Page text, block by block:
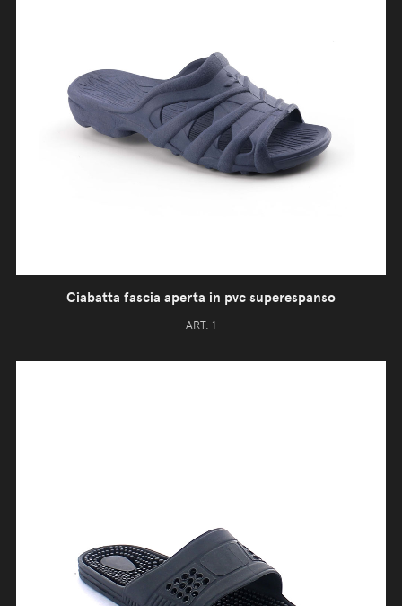
Ciabatta fascia aperta in pvc superespanso
ART. 1